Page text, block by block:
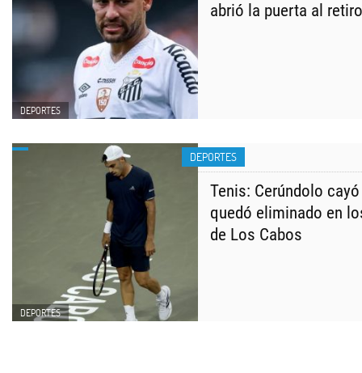
DEPORTES
abrió la puerta al retiro
DEPORTES
DEPORTES
Tenis: Cerúndolo
quedó eliminado en
de Los Cabos